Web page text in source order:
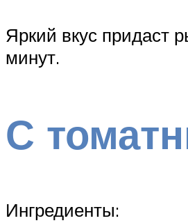
Яркий вкус придаст
минут.
С
Ингредиенты: